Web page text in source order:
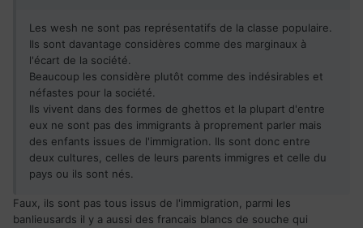
Les wesh ne sont pas représentatifs de la classe populaire.
Ils sont davantage considères comme des marginaux à
l'écart de la société.
Beaucoup les considère plutôt comme des indésirables et
néfastes pour la société.
Ils vivent dans des formes de ghettos et la plupart d'entre
eux ne sont pas des immigrants à proprement parler mais
des enfants issues de l'immigration. Ils sont donc entre
deux cultures, celles de leurs parents immigres et celle du
pays ou ils sont nés.
Faux, ils sont pas tous issus de l'immigration, parmi les
banlieusards il y a aussi des francais blancs de souche qui